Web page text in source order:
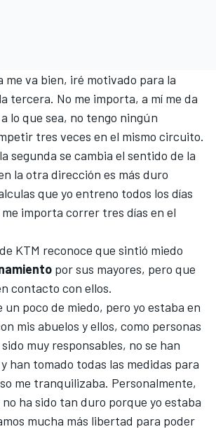
me va bien, iré motivado para la
tercera. No me importa, a mí me da
lo que sea, no tengo ningún
tres veces en el mismo circuito.
segunda se cambia el sentido de la
la otra dirección es más duro
que yo entreno todos los días
importa correr tres días en el
KTM reconoce que sintió miedo
por sus mayores, pero que
contacto con ellos.
un poco de miedo, pero yo estaba en
mis abuelos y ellos, como personas
muy responsables, no se han
han tomado todas las medidas para
me tranquilizaba. Personalmente,
ha sido tan duro porque yo estaba
mucha más libertad para poder